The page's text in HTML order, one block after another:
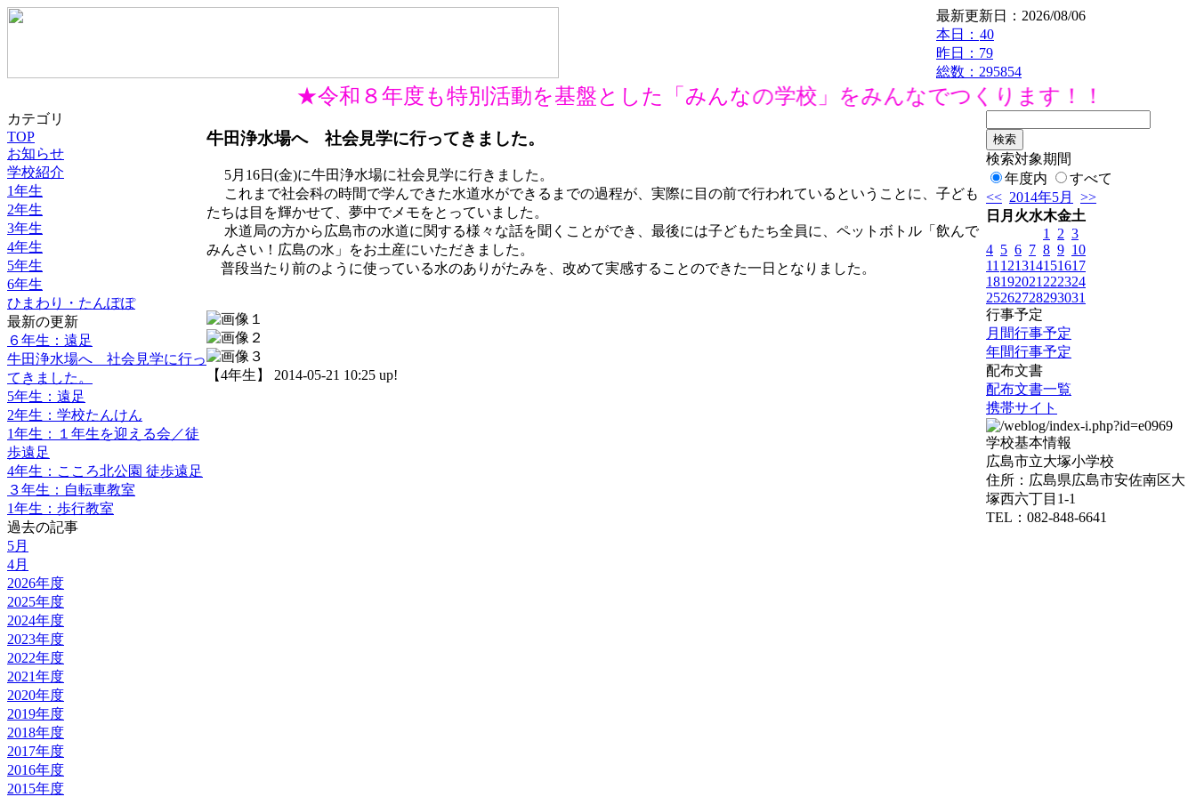
最新更新日：2026/08/06
本日： 40
昨日：79
総数：295854
★令和８年度も特別活動を基盤とした「みんなの学校」をみんなでつくります！！
カテゴリ
TOP
お知らせ
学校紹介
1年生
2年生
3年生
4年生
5年生
6年生
ひまわり・たんぽぽ
最新の更新
６年生：遠足
牛田浄水場へ 社会見学に行っ
てきました。
5年生：遠足
2年生：学校たんけん
1年生：１年生を迎える会／徒
歩遠足
4年生：こころ北公園 徒歩遠足
３年生：自転車教室
1年生：歩行教室
過去の記事
5月
4月
2026年度
2025年度
2024年度
2023年度
2022年度
2021年度
2020年度
2019年度
2018年度
2017年度
2016年度
2015年度
牛田浄水場へ 社会見学に行ってきました。
5月16日(金)に牛田浄水場に社会見学に行きました。
これまで社会科の時間で学んできた水道水ができるまでの過程が、実際に目の前で行われているということに、子ども
たちは目を輝かせて、夢中でメモをとっていました。
水道局の方から広島市の水道に関する様々な話を聞くことができ、最後には子どもたち全員に、ペットボトル「飲んで
みんさい！広島の水」をお土産にいただきました。
普段当たり前のように使っている水のありがたみを、改めて実感することのできた一日となりました。
【4年生】 2014-05-21 10:25 up!
検索対象期間
年度内
すべて
<< 2014年5月
>>
日 月 火水木金土
1
2 3
4 5 6 7 8 9 10
11 121314151617
18192021 222324
25262728293031
行事予定
月間行事予定
年間行事予定
配布文書
配布文書一覧
携帯サイト
学校基本情報
広島市立大塚小学校
住所：広島県広島市安佐南区大
塚西六丁目1-1
TEL：082-848-6641